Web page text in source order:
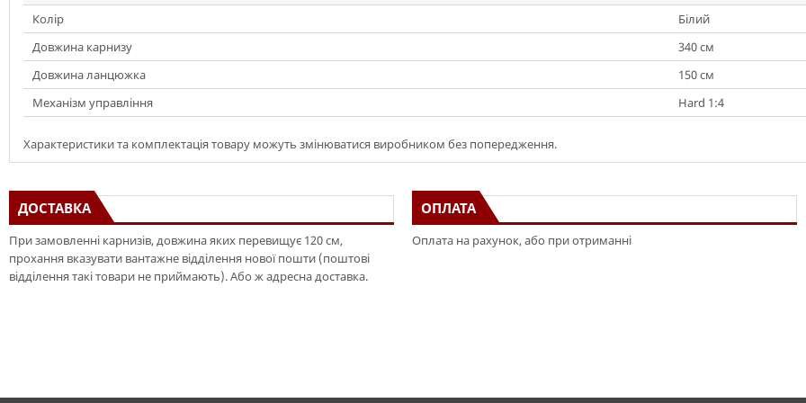
Колір
Білий
Довжина карнизу
340 см
Довжина ланцюжка
150 см
Механізм управління
Hard 1:4
Характеристики та комплектація товару можуть змінюватися виробником без попередження.
ДОСТАВКА
При замовленні карнизів, довжина яких перевищує 120 см,
прохання вказувати вантажне відділення нової пошти (поштові
відділення такі товари не приймають). Або ж адресна доставка.
ОПЛАТА
Оплата на рахунок, або при отриманні